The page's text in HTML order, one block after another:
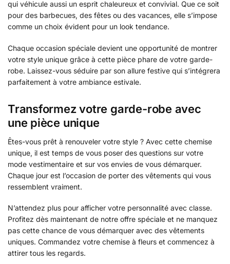
qui véhicule aussi un esprit chaleureux et convivial. Que ce soit
pour des barbecues, des fêtes ou des vacances, elle s’impose
comme un choix évident pour un look tendance.
Chaque occasion spéciale devient une opportunité de montrer
votre style unique grâce à cette pièce phare de votre garde-
robe. Laissez-vous séduire par son allure festive qui s’intégrera
parfaitement à votre ambiance estivale.
Transformez votre garde-robe avec
une pièce unique
Êtes-vous prêt à renouveler votre style ? Avec cette chemise
unique, il est temps de vous poser des questions sur votre
mode vestimentaire et sur vos envies de vous démarquer.
Chaque jour est l’occasion de porter des vêtements qui vous
ressemblent vraiment.
N’attendez plus pour afficher votre personnalité avec classe.
Profitez dès maintenant de notre offre spéciale et ne manquez
pas cette chance de vous démarquer avec des vêtements
uniques. Commandez votre chemise à fleurs et commencez à
attirer tous les regards.